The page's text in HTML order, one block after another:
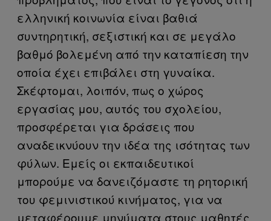
ελληνική κοινωνία είναι βαθιά
συντηρητική, σεξιστική και σε μεγάλο
βαθμό βολεμένη από την καταπίεση την
οποία έχει επιβάλει στη γυναίκα.
Σκέφτομαι, λοιπόν, πως ο χώρος
εργασίας μου, αυτός του σχολείου,
προσφέρεται για δράσεις που
αναδεικνύουν την ιδέα της ισότητας των
φύλων. Εμείς οι εκπαιδευτικοί
μπορούμε να δανειζόμαστε τη ρητορική
του φεμινιστικού κινήματος, για να
μεταφέρουμε μηνύματα στους μαθητές